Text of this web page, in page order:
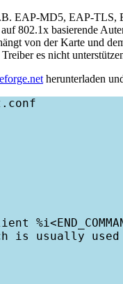
EAP-MD5, EAP-
802.1x basierende
von der Karte und
es nicht
herunterladen
is usually